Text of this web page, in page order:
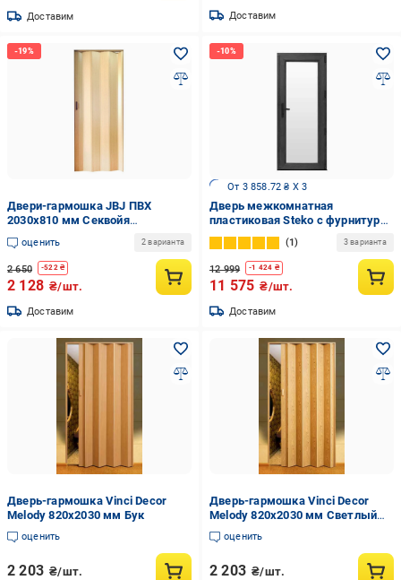
Доставим Доставим
Двери-гармошка JBJ ПВХ
2030x810 мм Секвойя
(13534447)
оценить 2 варианта
2 650 -522₴
2 128 ₴/шт.
Доставим
От 3 858.72 ₴ X 3
Дверь межкомнатная
пластиковая Steko с фурнитурой
AXOR 2000х900 мм Антрацит
(S500)
1 3 варианта
12 999 -1 424 ₴
11 575 ₴/шт.
Доставим
Дверь-гармошка Vinci Decor
Melody 820x2030 мм Бук
оценить
2 203 ₴/шт.
Дверь-гармошка Vinci Decor
Melody 820x2030 мм Светлый
дуб
оценить
2 203 ₴/шт.